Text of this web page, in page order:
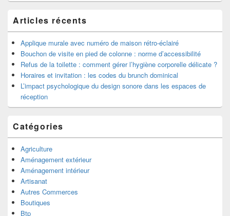
pour
barre
latérale
Articles récents
Applique murale avec numéro de maison rétro-éclairé
Bouchon de visite en pied de colonne : norme d’accessibilité
Refus de la toilette : comment gérer l’hygiène corporelle délicate ?
Horaires et invitation : les codes du brunch dominical
L’impact psychologique du design sonore dans les espaces de
réception
Catégories
Agriculture
Aménagement extérieur
Aménagement intérieur
Artisanat
Autres Commerces
Boutiques
Btp